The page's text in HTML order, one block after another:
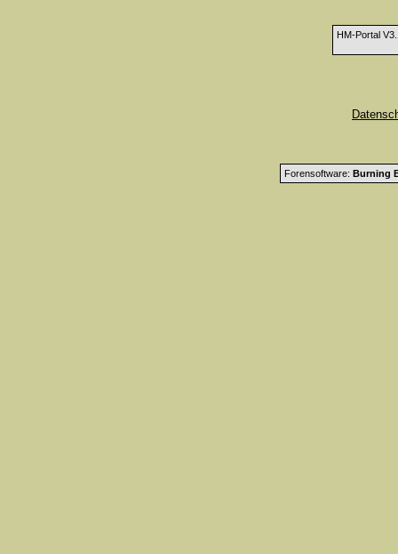
HM-Portal
Forensoftware: Burning